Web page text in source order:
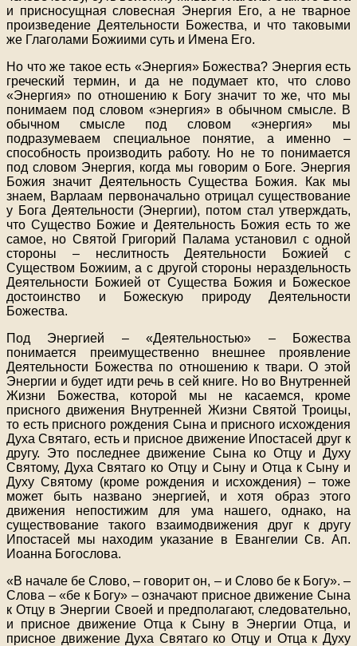
и присносущная словесная Энергия Его, а не тварное
произведение Деятельности Божества, и что таковыми
же Глаголами Божиими суть и Имена Его.
Но что же такое есть «Энергия» Божества? Энергия есть
греческий термин, и да не подумает кто, что слово
«Энергия» по отношению к Богу значит то же, что мы
понимаем под словом «энергия» в обычном смысле. В
обычном смысле под словом «энергия» мы
подразумеваем специальное понятие, а именно –
способность производить работу. Но не то понимается
под словом Энергия, когда мы говорим о Боге. Энергия
Божия значит Деятельность Существа Божия. Как мы
знаем, Варлаам первоначально отрицал существование
у Бога Деятельности (Энергии), потом стал утверждать,
что Существо Божие и Деятельность Божия есть то же
самое, но Святой Григорий Палама установил с одной
стороны – неслитность Деятельности Божией с
Существом Божиим, а с другой стороны нераздельность
Деятельности Божией от Существа Божия и Божеское
достоинство и Божескую природу Деятельности
Божества.
Под Энергией – «Деятельностью» – Божества
понимается преимущественно внешнее проявление
Деятельности Божества по отношению к твари. О этой
Энергии и будет идти речь в сей книге. Но во Внутренней
Жизни Божества, которой мы не касаемся, кроме
присного движения Внутренней Жизни Святой Троицы,
то есть присного рождения Сына и присного исхождения
Духа Святаго, есть и присное движение Ипостасей друг к
другу. Это последнее движение Сына ко Отцу и Духу
Святому, Духа Святаго ко Отцу и Сыну и Отца к Сыну и
Духу Святому (кроме рождения и исхождения) – тоже
может быть названо энергией, и хотя образ этого
движения непостижим для ума нашего, однако, на
существование такого взаимодвижения друг к другу
Ипостасей мы находим указание в Евангелии Св. Ап.
Иоанна Богослова.
«В начале бе Слово, – говорит он, – и Слово бе к Богу». –
Слова – «бе к Богу» – означают присное движение Сына
к Отцу в Энергии Своей и предполагают, следовательно,
и присное движение Отца к Сыну в Энергии Отца, и
присное движение Духа Святаго ко Отцу и Отца к Духу